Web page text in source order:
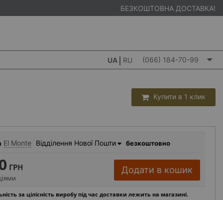
БЕЗКОШТОВНА ДОСТАВКА!
UA RU (066) 184-70-99
Купити в 1 клик
El Monte Відділення Нової Пошти безкоштовно
ГРН Додати в кошик
за цілісність виробу під час доставки лежить на магазині.